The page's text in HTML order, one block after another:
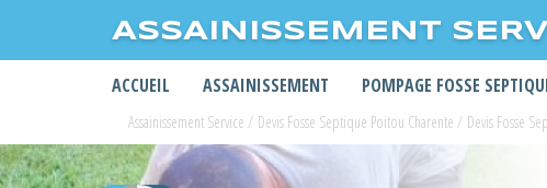
ASSAINISSEMENT
ACCUEIL ASSAINISSEMENT POMPAGE FOSSE
Assainissement Service / Devis Fosse Septique Poitou Charente / Devis Fosse